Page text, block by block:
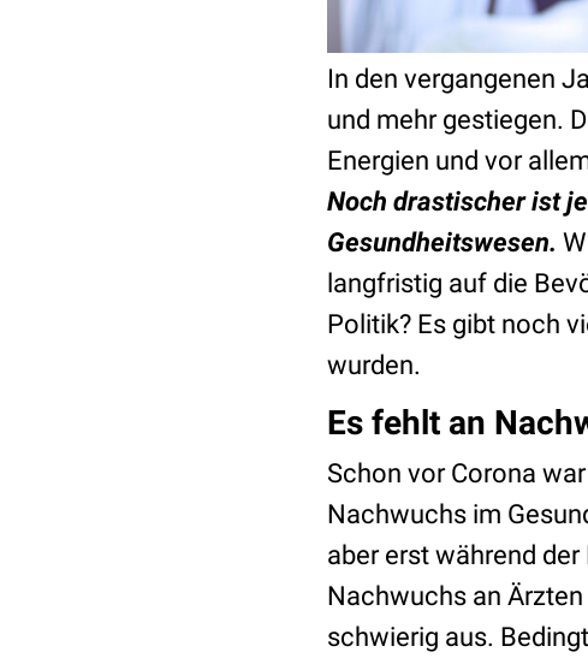
In den vergangenen
und mehr gestiegen.
Energien und vor
Noch drastischer ist
Gesundheitswesen.
langfristig auf die
Politik? Es gibt noch
wurden.
Es fehlt an
Schon vor Corona
Nachwuchs im
aber erst während
Nachwuchs an
schwierig aus.